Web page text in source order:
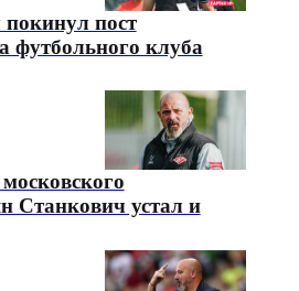
пост
футбольного клуба
Станкович устал и